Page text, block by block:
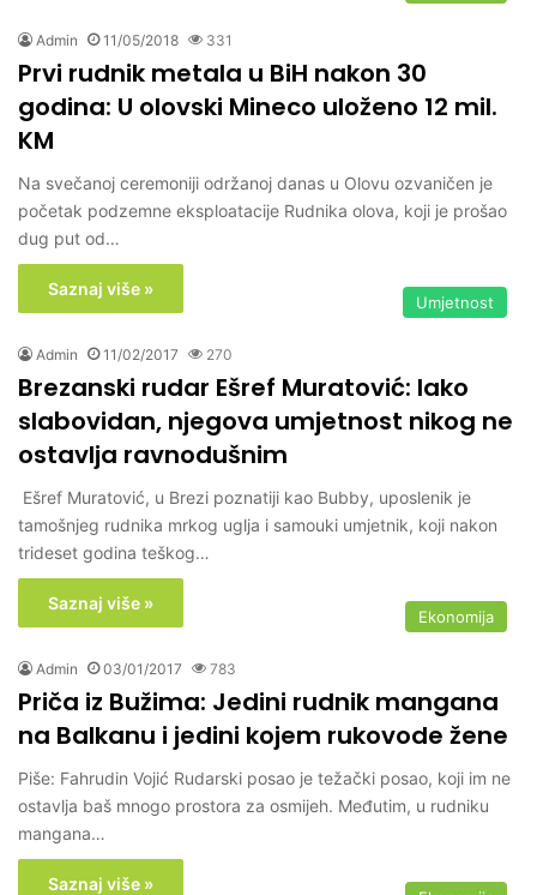
Admin 11/05/2018 331
Prvi rudnik metala u BiH nakon 30
godina: U olovski Mineco uloženo 12 mil.
KM
Na svečanoj ceremoniji održanoj danas u Olovu ozvaničen je
početak podzemne eksploatacije Rudnika olova, koji je prošao
dug put od…
Saznaj više »
Umjetnost
Admin 11/02/2017 270
Brezanski rudar Ešref Muratović: Iako
slabovidan, njegova umjetnost nikog ne
ostavlja ravnodušnim
Ešref Muratović, u Brezi poznatiji kao Bubby, uposlenik je
tamošnjeg rudnika mrkog uglja i samouki umjetnik, koji nakon
trideset godina teškog…
Saznaj više »
Ekonomija
Admin 03/01/2017 783
Priča iz Bužima: Jedini rudnik mangana
na Balkanu i jedini kojem rukovode žene
Piše: Fahrudin Vojić Rudarski posao je težački posao, koji im ne
ostavlja baš mnogo prostora za osmijeh. Međutim, u rudniku
mangana…
Saznaj više »